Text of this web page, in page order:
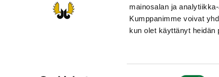
mainosalan ja
Kumppanimme voivat
kun olet käyttänyt heidän